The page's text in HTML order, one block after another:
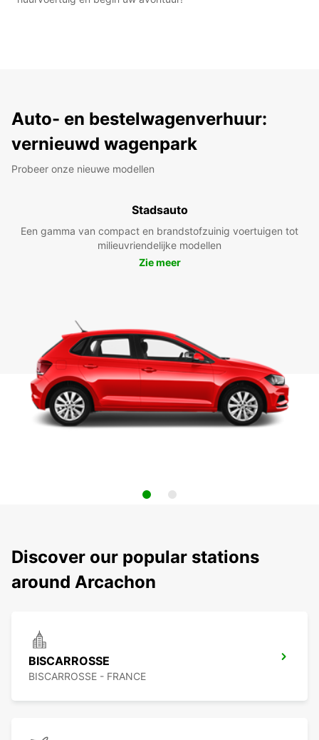
Auto- en bestelwagenverhuur:
vernieuwd wagenpark
Probeer onze nieuwe modellen
Stadsauto
Een gamma van compact en brandstofzuinig voertuigen tot
milieuvriendelijke modellen
Zie meer
Discover our popular stations
around Arcachon
BISCARROSSE
BISCARROSSE - FRANCE